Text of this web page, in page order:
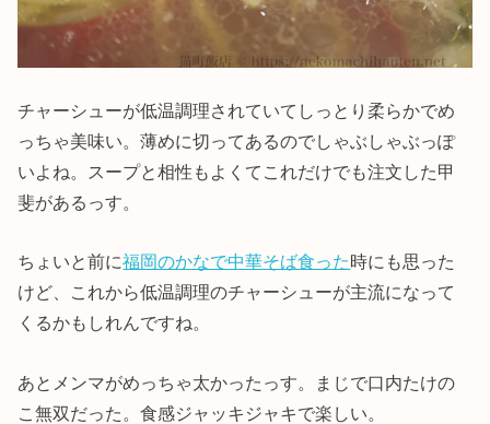
チャーシューが低温調理されていてしっとり柔らかでめ
っちゃ美味い。薄めに切ってあるのでしゃぶしゃぶっぽ
いよね。スープと相性もよくてこれだけでも注文した甲
斐があるっす。
ちょいと前に福岡のかなで中華そば食った時にも思った
けど、これから低温調理のチャーシューが主流になって
くるかもしれんですね。
あとメンマがめっちゃ太かったっす。まじで口内たけの
こ無双だった。食感ジャッキジャキで楽しい。